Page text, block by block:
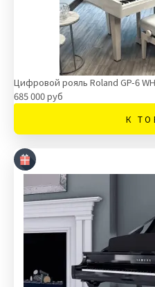
Цифровой рояль Roland GP-6 WH
685 000 руб
К